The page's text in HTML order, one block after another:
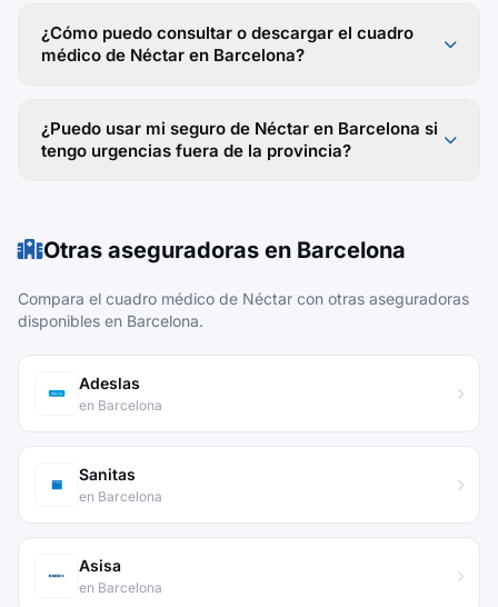
¿Cómo puedo consultar o descargar el cuadro
médico de Néctar en Barcelona?
¿Puedo usar mi seguro de Néctar en Barcelona si
tengo urgencias fuera de la provincia?
Otras aseguradoras en Barcelona
Compara el cuadro médico de Néctar con otras aseguradoras
disponibles en Barcelona.
Adeslas
en Barcelona
Sanitas
en Barcelona
Asisa
en Barcelona